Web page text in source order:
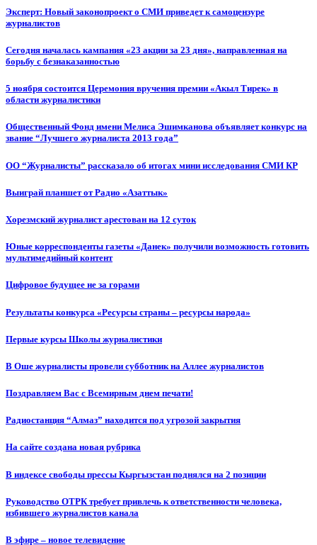
Эксперт: Новый законопроект о СМИ приведет к самоцензуре
журналистов
Сегодня началась кампания «23 акции за 23 дня», направленная на
борьбу с безнаказанностью
5 ноября состоится Церемония вручения премии «Акыл Тирек» в
области журналистики
Общественный Фонд имени Мелиса Эшимканова объявляет конкурс на
звание “Лучшего журналиста 2013 года”
ОО “Журналисты” рассказало об итогах мини исследования СМИ КР
Выиграй планшет от Радио «Азаттык»
Хорезмский журналист арестован на 12 суток
Юные корреспонденты газеты «Данек» получили возможность готовить
мультимедийный контент
Цифровое будущее не за горами
Результаты конкурса «Ресурсы страны – ресурсы народа»
Первые курсы Школы журналистики
В Оше журналисты провели субботник на Аллее журналистов
Поздравляем Вас с Всемирным днем печати!
Радиостанция “Алмаз” находится под угрозой закрытия
На сайте создана новая рубрика
В индексе свободы прессы Кыргызстан поднялся на 2 позиции
Руководство ОТРК требует привлечь к ответственности человека,
избившего журналистов канала
В эфире – новое телевидение